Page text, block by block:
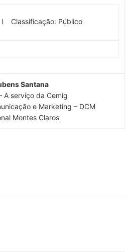
Classificação: Público
Santana
A serviço da Cemig
e Marketing – DCM
Montes Claros